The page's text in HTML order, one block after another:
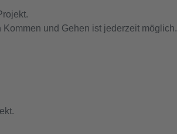
und Gehen ist jederzeit möglich.